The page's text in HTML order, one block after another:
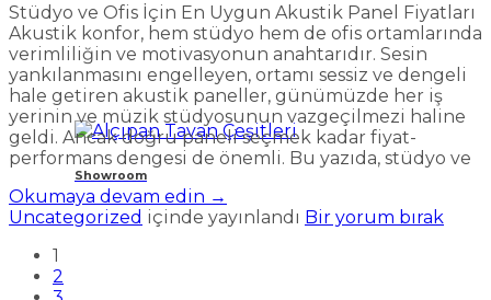
Showroom
Stüdyo ve Ofis İçin En Uygun Akustik Panel Fiyatları
Akustik konfor, hem stüdyo hem de ofis ortamlarında
verimliliğin ve motivasyonun anahtarıdır. Sesin
yankılanmasını engelleyen, ortamı sessiz ve dengeli
hale getiren akustik paneller, günümüzde her iş
yerinin ve müzik stüdyosunun vazgeçilmezi haline
geldi. Ancak doğru paneli seçmek kadar fiyat-
performans dengesi de önemli. Bu yazıda, stüdyo ve
Okumaya devam edin →
Uncategorized içinde yayınlandı Bir yorum bırak
1
2